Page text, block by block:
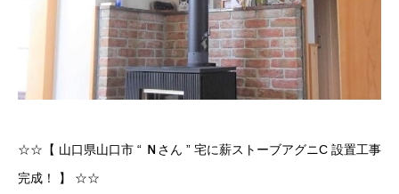
☆☆【 山口県山口市 “ Ｎ さん ” 宅に薪ストーブアグニC 設置工事
完成！ 】 ☆☆